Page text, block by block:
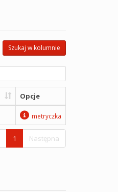
Szukaj w kolumnie
Opcje
metryczka
1 Następna